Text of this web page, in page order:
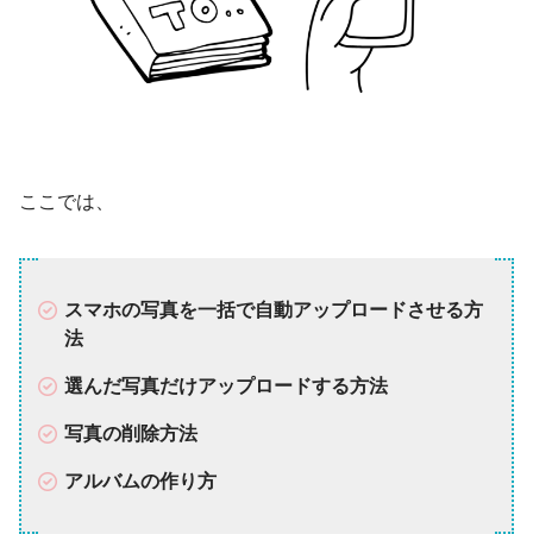
ここでは、
スマホの写真を一括で自動アップロードさせる方
法
選んだ写真だけアップロードする方法
写真の削除方法
アルバムの作り方